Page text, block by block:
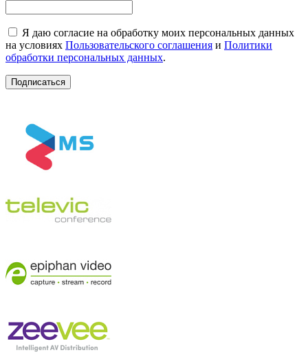
Я даю согласие на обработку моих персональных данных
на условиях Пользовательского соглашения и Политики
обработки персональных данных.